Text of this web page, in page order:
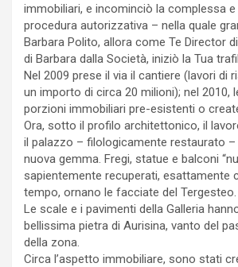
immobiliari, e incominciò la complessa
procedura autorizzativa – nella quale
Barbara Polito, allora come Te Director
di Barbara dalla Società, iniziò la Tua
Nel 2009 prese il via il cantiere (lavori di
un importo di circa 20 milioni); nel 2010,
porzioni immobiliari pre-esistenti o
Ora, sotto il profilo architettonico, il
il palazzo – filologicamente restaurato
nuova gemma. Fregi, statue e balconi
sapientemente recuperati, esattamente
tempo, ornano le facciate del Tergesteo.
Le scale e i pavimenti della Galleria
bellissima pietra di Aurisina, vanto del
della zona.
Circa l’aspetto immobiliare, sono stati